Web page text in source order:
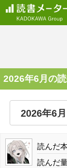
2026年6月の
読んだ
読んだ